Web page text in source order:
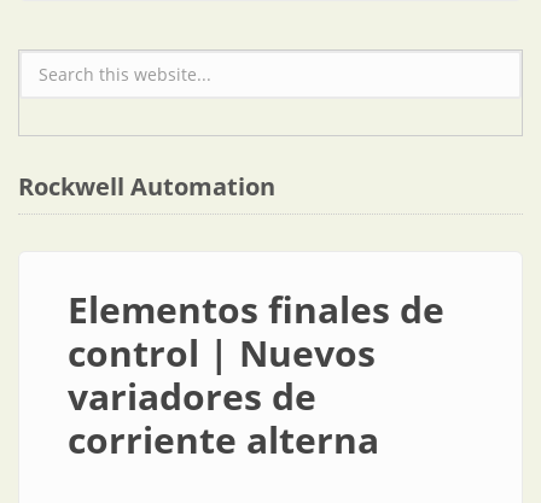
Formulario de búsqueda
Rockwell Automation
Elementos finales de
control | Nuevos
variadores de
corriente alterna